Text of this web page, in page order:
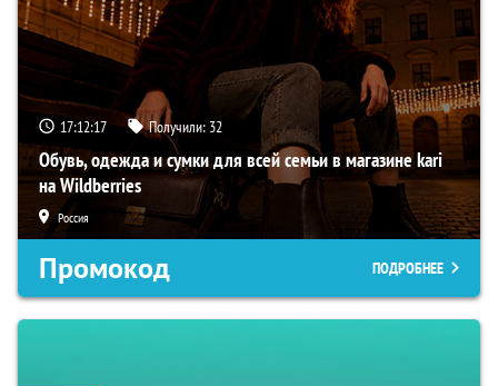
17:12:16 Получили: 32
Обувь, одежда и сумки для всей семьи в магазине kari
на Wildberries
Россия
Промокод ПОДРОБНЕЕ